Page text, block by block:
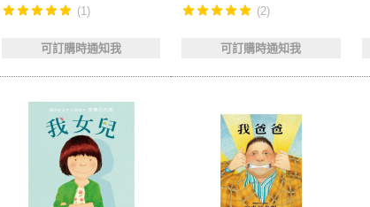
(1)
可訂購時通知我
(2)
可訂購時通知我